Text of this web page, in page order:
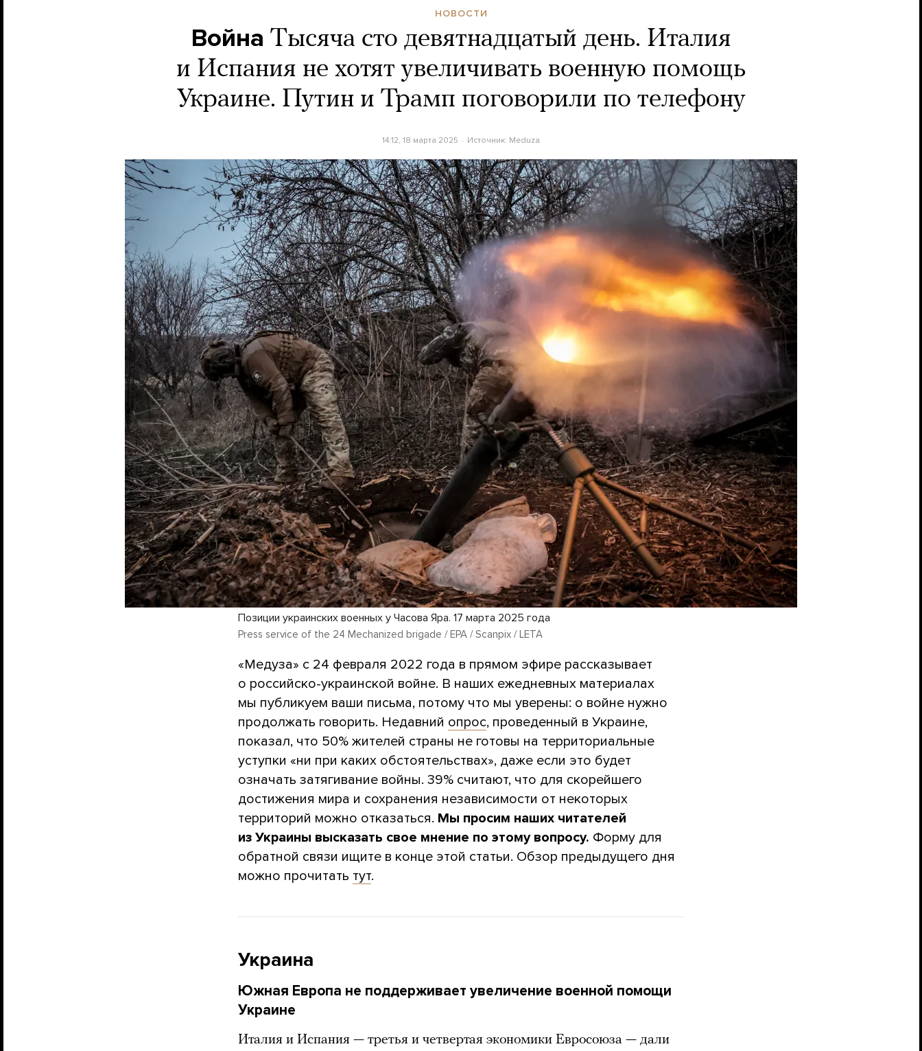
НОВОСТИ
Война Тысяча сто девятнадцатый день. Италия
и Испания не хотят увеличивать военную помощь
Украине. Путин и Трамп поговорили по телефону
14:12, 18 марта 2025 Источник: Meduza
Позиции украинских военных у Часова Яра. 17 марта 2025 года
Press service of the 24 Mechanized brigade / EPA / Scanpix / LETA
«Медуза» с 24 февраля 2022 года в прямом эфире рассказывает
о российско-украинской войне. В наших ежедневных материалах
мы публикуем ваши письма, потому что мы уверены: о войне нужно
продолжать говорить. Недавний опрос, проведенный в Украине,
показал, что 50% жителей страны не готовы на территориальные
уступки «ни при каких обстоятельствах», даже если это будет
означать затягивание войны. 39% считают, что для скорейшего
достижения мира и сохранения независимости от некоторых
территорий можно отказаться. Мы просим наших читателей
из Украины высказать свое мнение по этому вопросу. Форму для
обратной связи ищите в конце этой статьи. Обзор предыдущего дня
можно прочитать тут.
Украина
Южная Европа не поддерживает увеличение военной помощи
Украине
Италия и Испания — третья и четвертая экономики Евросоюза — дали